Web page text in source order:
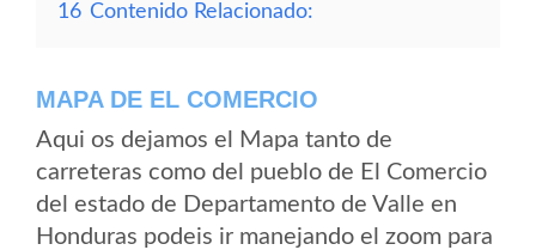
16 Contenido Relacionado:
MAPA DE EL COMERCIO
Aqui os dejamos el Mapa tanto de
carreteras como del pueblo de El Comercio
del estado de Departamento de Valle en
Honduras podeis ir manejando el zoom para